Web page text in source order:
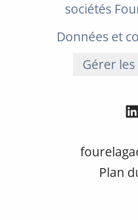
sociétés
Données et
Gérer
Plan